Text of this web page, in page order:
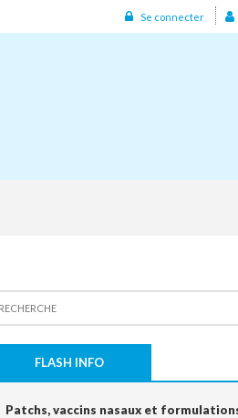
Se connecter
FLASH INFO
Patchs, vaccins nasaux et